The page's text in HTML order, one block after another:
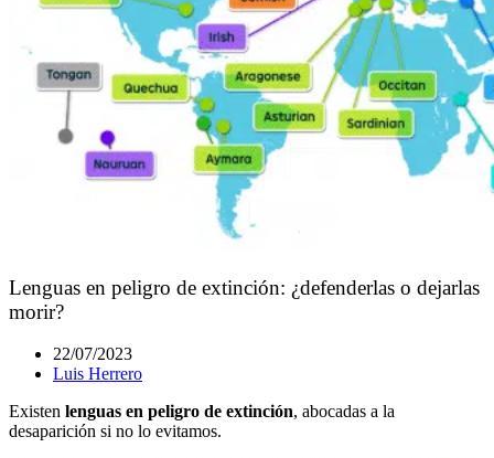
Lenguas en peligro de extinción: ¿defenderlas o dejarlas
morir?
22/07/2023
Luis Herrero
Existen lenguas en peligro de extinción, abocadas a la
desaparición si no lo evitamos.